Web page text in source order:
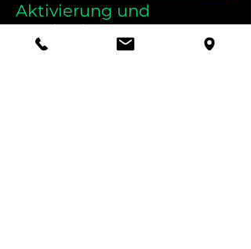
Aktivierung und
Monitoring